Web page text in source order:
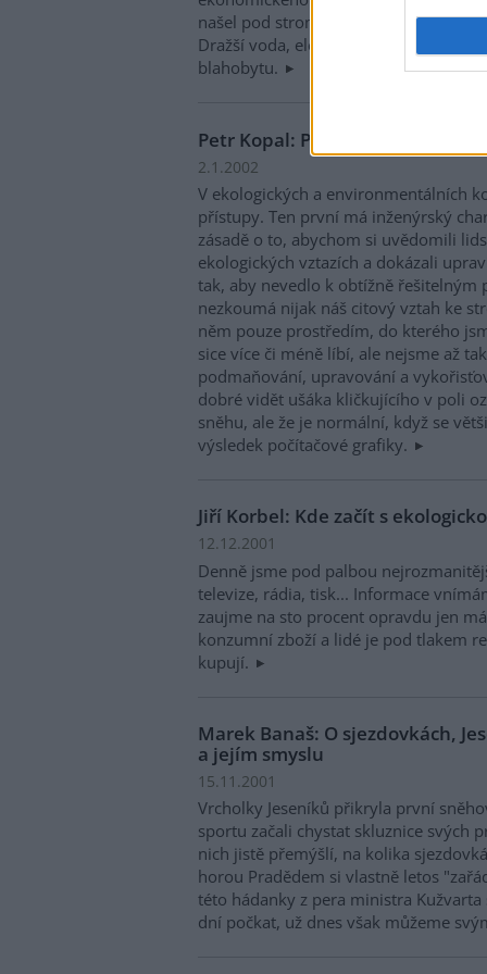
našel pod stromečkem každý z nás.
Dražší voda, elektřina, plyn, povinné
blahobytu.
Petr Kopal: Poznámka k
2.1.2002
V ekologických a environmentálních
přístupy. Ten první má inženýrský
zásadě o to, abychom si uvědomili
ekologických vztazích a dokázali
tak, aby nevedlo k obtížně řešitelným
nezkoumá nijak náš citový vztah ke
něm pouze prostředím, do kterého
sice více či méně líbí, ale nejsme až
podmaňování, upravování a
dobré vidět ušáka kličkujícího v poli
sněhu, ale že je normální, když se
výsledek počítačové grafiky.
Jiří Korbel: Kde začít s
12.12.2001
Denně jsme pod palbou
televize, rádia, tisk... Informace
zaujme na sto procent opravdu jen
konzumní zboží a lidé je pod tlakem
kupují.
Marek Banaš: O sjezdovkách,
a jejím smyslu
15.11.2001
Vrcholky Jeseníků přikryla první
sportu začali chystat skluznice svých
nich jistě přemýšlí, na kolika
horou Pradědem si vlastně letos
této hádanky z pera ministra
dní počkat, už dnes však můžeme